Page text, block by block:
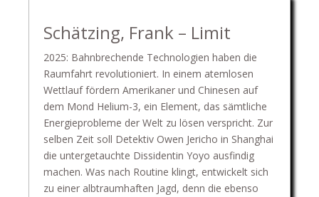
Schätzing, Frank – Limit
2025: Bahnbrechende Technologien haben die
Raumfahrt revolutioniert. In einem atemlosen
Wettlauf fördern Amerikaner und Chinesen auf
dem Mond Helium-3, ein Element, das sämtliche
Energieprobleme der Welt zu lösen verspricht. Zur
selben Zeit soll Detektiv Owen Jericho in Shanghai
die untergetauchte Dissidentin Yoyo ausfindig
machen. Was nach Routine klingt, entwickelt sich
zu einer albtraumhaften Jagd, denn die ebenso